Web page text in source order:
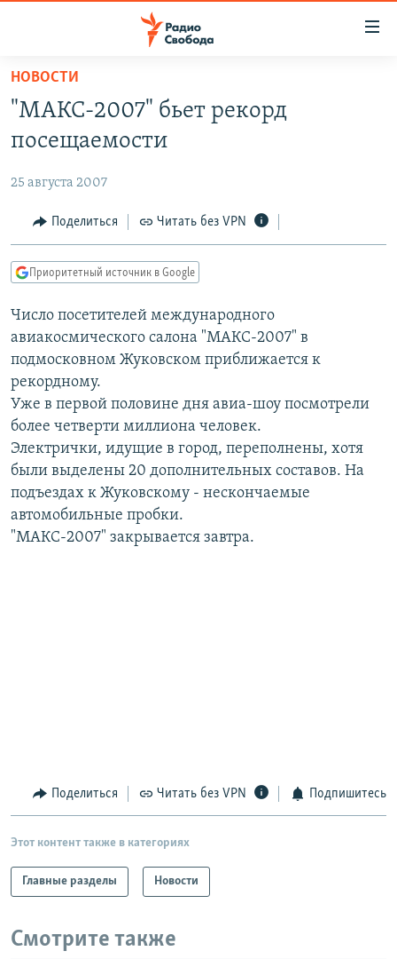
упрощенного
доступа
основному
Вернутся
главной
навигации
Вернутся
поиску
ПРОГРАММЫ
ЦИТАТЫ СВОБОДЫ
МНЕНИЯ
IDEL.РЕАЛИИ
КАВКАЗ.РЕАЛИИ
СИБИРЬ.РЕАЛИИ
РАСПИСАНИЕ ВЕЩАНИЯ
ПОДПИШИТЕСЬ НА РАССЫЛКУ
СОЦИАЛЬНЫЕ СЕТИ
НОВОСТИ
"МАКС-2007" бьет рекорд
посещаемости
25 августа 2007
Поделиться Читать без VPN
Приоритетный источник в Google
Число посетителей международного
авиакосмического салона "МАКС-2007" в
подмосковном Жуковском приближается к
рекордному.
Уже в первой половине дня авиа-шоу посмотрели
более четверти миллиона человек.
Электрички, идущие в город, переполнены, хотя
были выделены 20 дополнительных составов. На
подъездах к Жуковскому - нескончаемые
автомобильные пробки.
"МАКС-2007" закрывается завтра.
Поделиться Читать без VPN Подпишитесь
Этот контент также в категориях
Главные разделы Новости
Смотрите также